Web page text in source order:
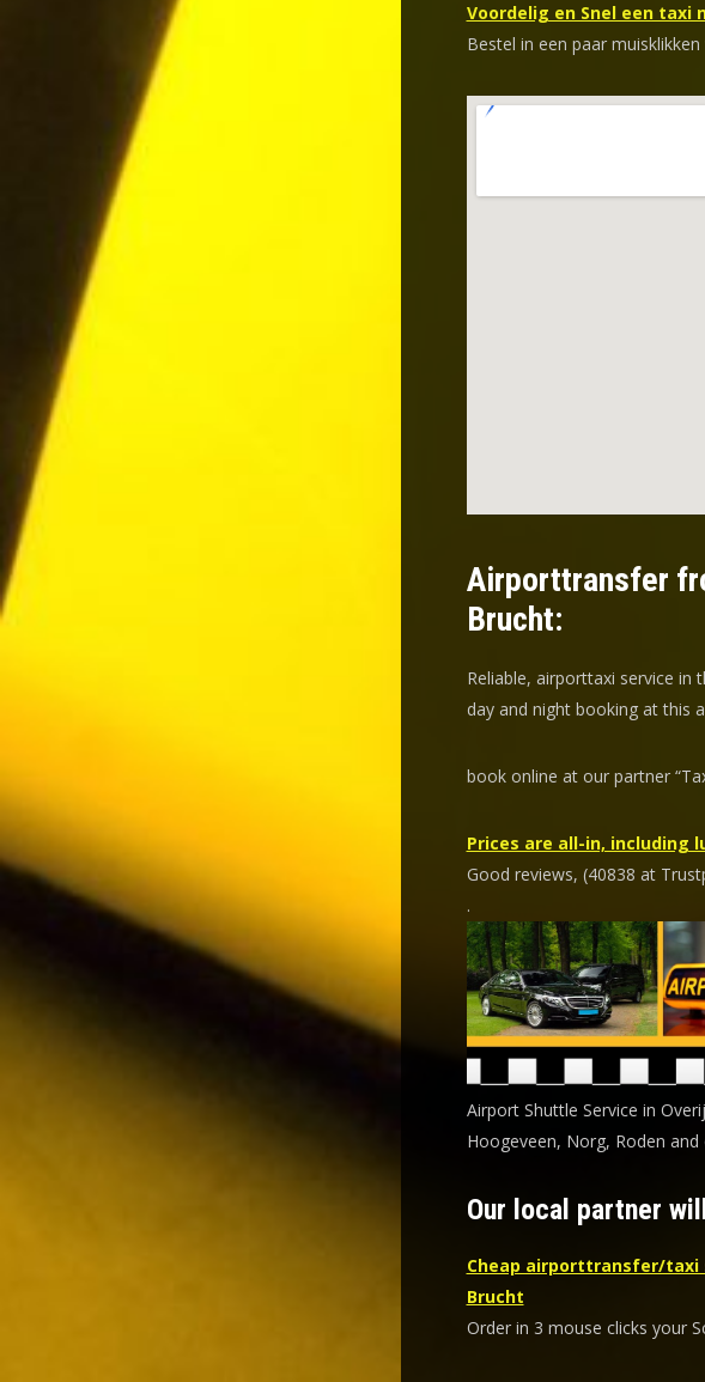
Voordelig en Snel een taxi
Bestel in een paar
Airporttransfer
Brucht:
Reliable, airporttaxi service in
day and night booking at this
book online at our partner
Prices are all-in, including
Good reviews, (40838 at
.
Airport Shuttle Service in
Hoogeveen, Norg, Roden
Our local partner
Cheap airporttransfer/taxi
Brucht
Order in 3 mouse clicks your